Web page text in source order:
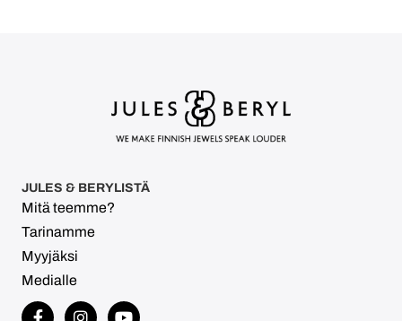
JULES & BERYLISTÄ
Mitä teemme?
Tarinamme
Myyjäksi
Medialle